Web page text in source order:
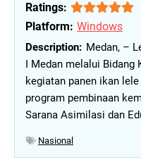
Ratings:
Platform: Windows
Medan, –
I Medan melalui Bidang
kegiatan panen ikan
program pembinaan
Sarana Asimilasi dan
Nasional